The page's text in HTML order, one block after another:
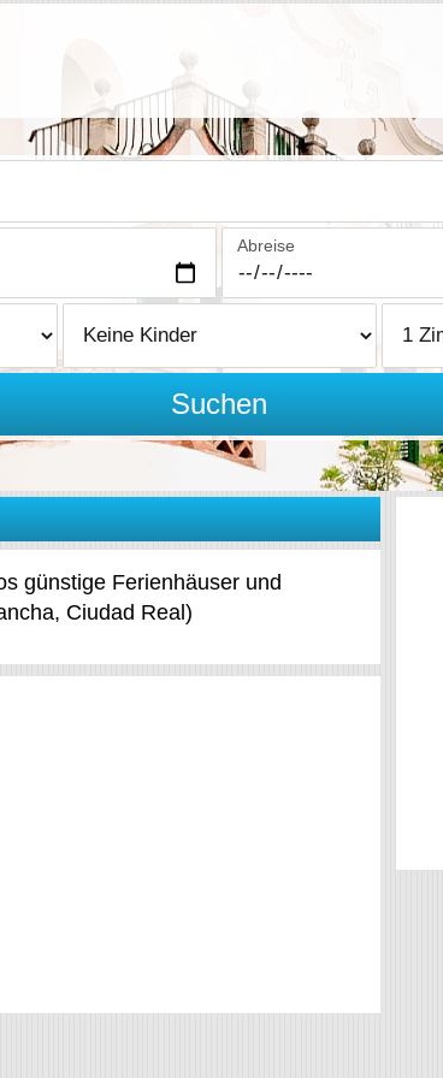
Abreise
Suchen
günstige Ferienhäuser und
Ciudad Real)